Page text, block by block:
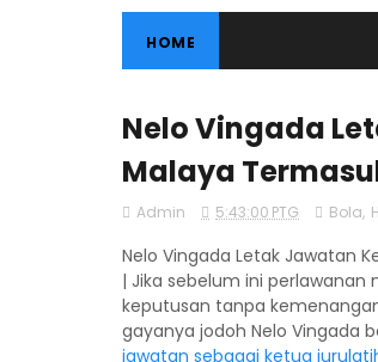
HOME
Nelo Vingada
Malaya
Admin 5:43:00 PTG Bola,
Nelo Vingada Letak Jawatan
| Jika sebelum ini
keputusan tanpa
gayanya jodoh Nelo Vingada
jawatan sebagai ketua